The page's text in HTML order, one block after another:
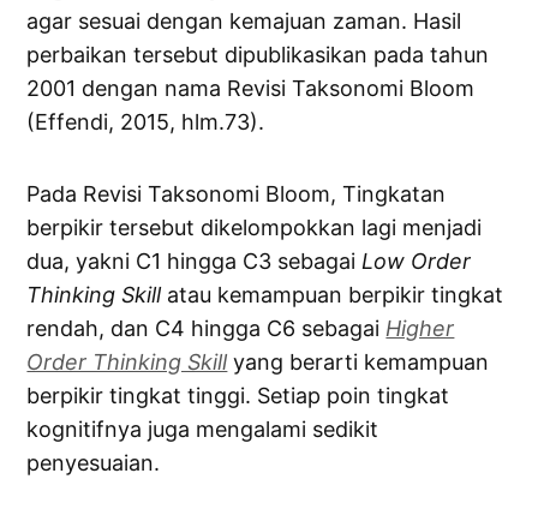
agar sesuai dengan kemajuan zaman. Hasil
perbaikan tersebut dipublikasikan pada tahun
2001 dengan nama Revisi Taksonomi Bloom
(Effendi, 2015, hlm.73).
Pada Revisi Taksonomi Bloom, Tingkatan
berpikir tersebut dikelompokkan lagi menjadi
dua, yakni C1 hingga C3 sebagai Low Order
Thinking Skill atau kemampuan berpikir tingkat
rendah, dan C4 hingga C6 sebagai Higher
Order Thinking Skill yang berarti kemampuan
berpikir tingkat tinggi. Setiap poin tingkat
kognitifnya juga mengalami sedikit
penyesuaian.